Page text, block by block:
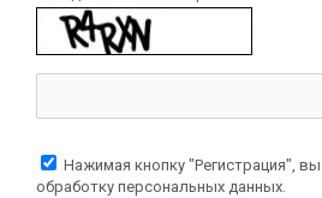
Нажимая кнопку "Регистрация", вы
обработку персональных данных.